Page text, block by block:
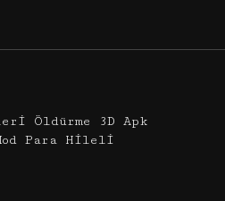
Öldürme 3D Apk
Para Hileli